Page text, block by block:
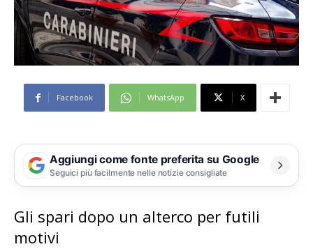
Facebook WhatsApp X
Aggiungi come fonte preferita su Google
Seguici più facilmente nelle notizie consigliate
Gli spari dopo un alterco per futili
motivi